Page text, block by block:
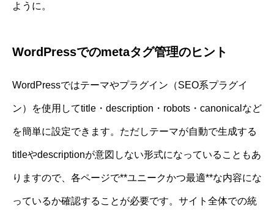
ように。
WordPressでのmetaタグ管理のヒント
WordPressではテーマやプラグイン（SEO系プラグイ
ン）を使用してtitle・description・robots・canonicalなど
を簡単に設定できます。ただしテーマが自動で生成する
titleやdescriptionが意図しない形式になっていることもあ
りますので、各ページで**ユニークかつ最適**な内容にな
っているか確認することが必要です。サイト全体での統